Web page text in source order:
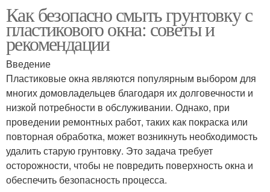
Как безопасно смыть грунтовку с
пластикового окна: советы и
рекомендации
Введение
Пластиковые окна являются популярным выбором для
многих домовладельцев благодаря их долговечности и
низкой потребности в обслуживании. Однако, при
проведении ремонтных работ, таких как покраска или
повторная обработка, может возникнуть необходимость
удалить старую грунтовку. Это задача требует
осторожности, чтобы не повредить поверхность окна и
обеспечить безопасность процесса.